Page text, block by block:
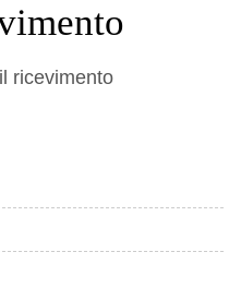
ricevimento